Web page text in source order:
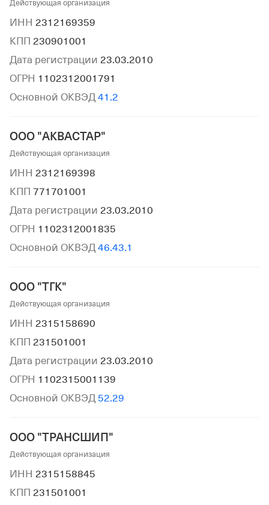
Действующая организация
ИНН 2312169359
КПП 230901001
Дата регистрации 23.03.2010
ОГРН 1102312001791
Основной ОКВЭД 41.2
ООО "АКВАСТАР"
Действующая организация
ИНН 2312169398
КПП 771701001
Дата регистрации 23.03.2010
ОГРН 1102312001835
Основной ОКВЭД 46.43.1
ООО "ТГК"
Действующая организация
ИНН 2315158690
КПП 231501001
Дата регистрации 23.03.2010
ОГРН 1102315001139
Основной ОКВЭД 52.29
ООО "ТРАНСШИП"
Действующая организация
ИНН 2315158845
КПП 231501001